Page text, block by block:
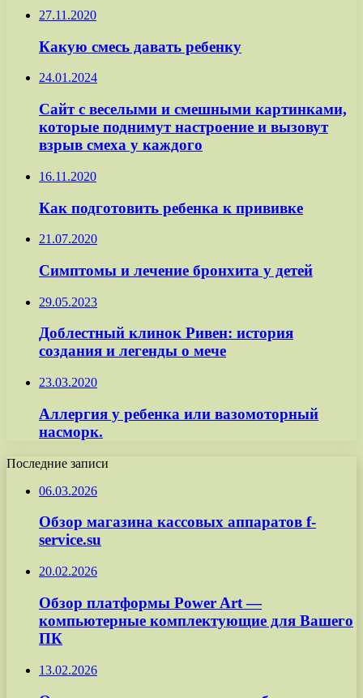
27.11.2020
Какую смесь давать ребенку
24.01.2024
Сайт с веселыми и смешными картинками,
которые поднимут настроение и вызовут
взрыв смеха у каждого
16.11.2020
Как подготовить ребенка к прививке
21.07.2020
Симптомы и лечение бронхита у детей
29.05.2023
Доблестный клинок Ривен: история
создания и легенды о мече
23.03.2020
Аллергия у ребенка или вазомоторный
насморк.
Последние записи
06.03.2026
Обзор магазина кассовых аппаратов f-
service.su
20.02.2026
Обзор платформы Power Art —
компьютерные комплектующие для Вашего
ПК
13.02.2026